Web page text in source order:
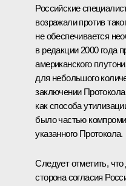
Российские
возражали против
не обеспечивается
в редакции 2000 года
американского
для небольшого
заключении Протокола
как способа
было частью
указанного Протокола.
Следует отметить,
сторона согласия